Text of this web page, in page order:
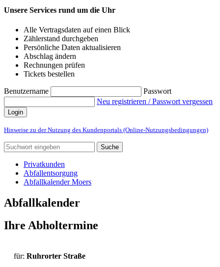
Unsere Services rund um die Uhr
Alle Vertragsdaten auf einen Blick
Zählerstand durchgeben
Persönliche Daten aktualisieren
Abschlag ändern
Rechnungen prüfen
Tickets bestellen
Benutzername
Passwort
Neu registrieren / Passwort vergessen
Login
Hinweise zu der Nutzung des Kundenportals (Online-Nutzungsbedingungen)
Suche
Privatkunden
Abfallentsorgung
Abfallkalender Moers
Abfallkalender
Ihre Abholtermine
für: Ruhrorter Straße